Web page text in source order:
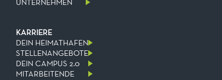
UNTERNEHMEN
KARRIERE
DEIN HEIMATHAFEN
STELLENANGEBOTE
DEIN CAMPUS 2.0
MITARBEITENDE